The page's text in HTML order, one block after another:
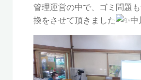
管理運営の中で、ゴミ問題
換をさせて頂きました
中